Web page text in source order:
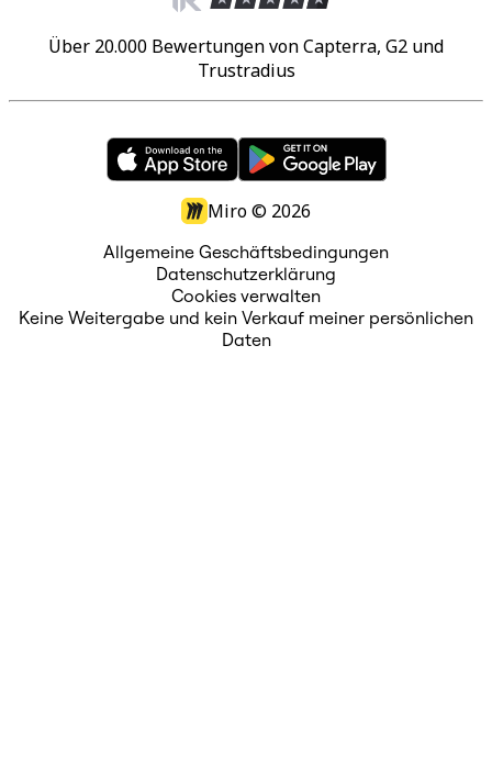
Über 20.000 Bewertungen von Capterra, G2 und
Trustradius
Miro © 2026
Allgemeine Geschäftsbedingungen
Datenschutzerklärung
Cookies verwalten
Keine Weitergabe und kein Verkauf meiner persönlichen
Daten